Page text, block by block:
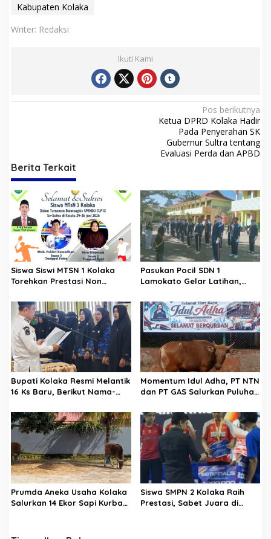
Kabupaten Kolaka
Writer: Redaksi
Ikuti Kami
i
g
a
s
i
p
o
s
Pos berikutnya
Ketua DPRD Kolaka Hadir
Pada Penyerahan SK
Gubernur Sultra tentang
Evaluasi Perda dan APBD
Berita Terkait
Siswa Siswi MTSN 1 Kolaka
Torehkan Prestasi Non
Pasukan Pocil SDN 1
Lamokato Gelar Latihan,
di Ajang Lomba Barisan Polisi
Cilik di Polda Sultra
Bupati Kolaka Resmi Melantik
16 Ks Baru, Berikut Nama-
Momentum Idul Adha, PT NTN
dan PT GAS Salurkan Puluhan
Prumda Aneka Usaha Kolaka
Salurkan 14 Ekor Sapi Kurban
Siswa SMPN 2 Kolaka Raih
Prestasi, Sabet Juara di